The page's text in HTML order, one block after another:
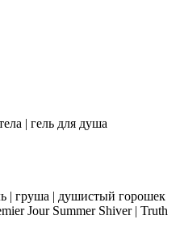
| гель для душа
| груша | душистый горошек
Jour Summer Shiver | Truth